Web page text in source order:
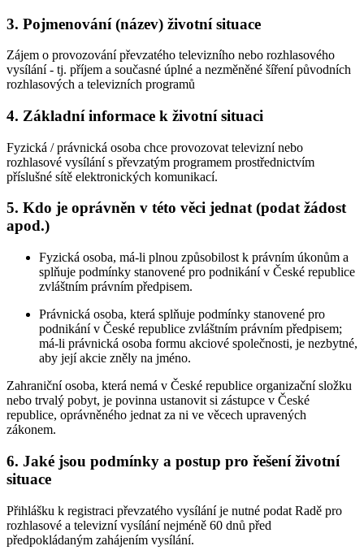
3. Pojmenování (název) životní situace
Zájem o provozování převzatého televizního nebo rozhlasového
vysílání - tj. příjem a současné úplné a nezměněné šíření původních
rozhlasových a televizních programů
4. Základní informace k životní situaci
Fyzická / právnická osoba chce provozovat televizní nebo
rozhlasové vysílání s převzatým programem prostřednictvím
příslušné sítě elektronických komunikací.
5. Kdo je oprávněn v této věci jednat (podat žádost
apod.)
Fyzická osoba, má-li plnou způsobilost k právním úkonům a
splňuje podmínky stanovené pro podnikání v České republice
zvláštním právním předpisem.
Právnická osoba, která splňuje podmínky stanovené pro
podnikání v České republice zvláštním právním předpisem;
má-li právnická osoba formu akciové společnosti, je nezbytné,
aby její akcie zněly na jméno.
Zahraniční osoba, která nemá v České republice organizační složku
nebo trvalý pobyt, je povinna ustanovit si zástupce v České
republice, oprávněného jednat za ni ve věcech upravených
zákonem.
6. Jaké jsou podmínky a postup pro řešení životní
situace
Přihlášku k registraci převzatého vysílání je nutné podat Radě pro
rozhlasové a televizní vysílání nejméně 60 dnů před
předpokládaným zahájením vysílání.